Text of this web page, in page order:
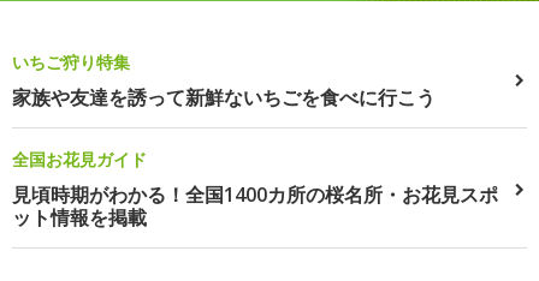
いちご狩り特集
家族や友達を誘って新鮮ないちごを食べに行こう
全国お花見ガイド
見頃時期がわかる！全国1400カ所の桜名所・お花見スポ
ット情報を掲載